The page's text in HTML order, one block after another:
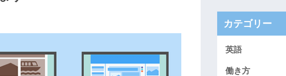
カテゴリー
英語
働き方